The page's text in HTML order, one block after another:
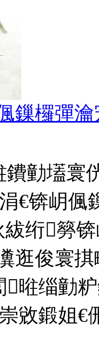
鏁欏彈
鐨勭壒寰
€锛岄偑
绗簩
逛俊寰
暀缁勭
敓鍛姐€